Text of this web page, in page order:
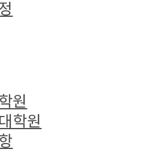
원
학원